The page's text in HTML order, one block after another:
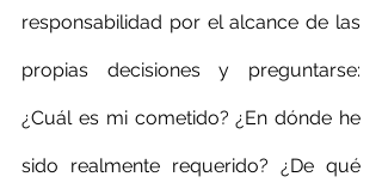
responsabilidad por el alcance de las
propias decisiones y preguntarse:
¿Cuál es mi cometido? ¿En dónde he
sido realmente requerido? ¿De qué